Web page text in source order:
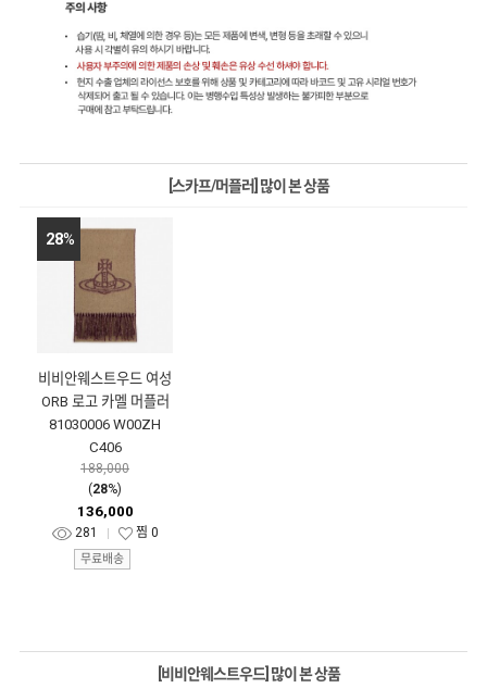
[스카프/머플러] 많이 본 상품
28%
비비안웨스트우드 여성
ORB 로고 카멜 머플러
81030006 W00ZH
C406
188,000
(28%)
136,000
281 찜 0
무료배송
[비비안웨스트우드] 많이 본 상품